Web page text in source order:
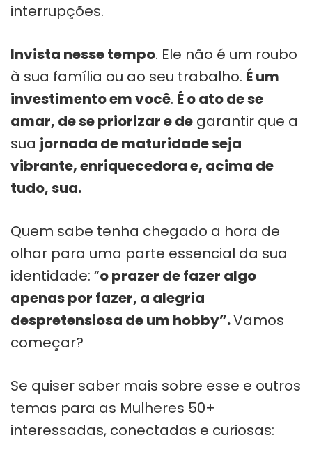
interrupções.
Invista nesse tempo. Ele não é um roubo
à sua família ou ao seu trabalho. É um
investimento em você. É o ato de se
amar, de se priorizar e de garantir que a
sua jornada de maturidade seja
vibrante, enriquecedora e, acima de
tudo, sua.
Quem sabe tenha chegado a hora de
olhar para uma parte essencial da sua
identidade: “o prazer de fazer algo
apenas por fazer, a alegria
despretensiosa de um hobby”.Vamos
começar?
Se quiser saber mais sobre esse e outros
temas para as Mulheres 50+
interessadas, conectadas e curiosas: